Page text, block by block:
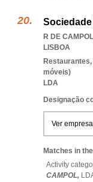
R DE
LISBOA
móveis)
LDA
Designação
Ver empresa
Matches in
Activity
CAMPOL,